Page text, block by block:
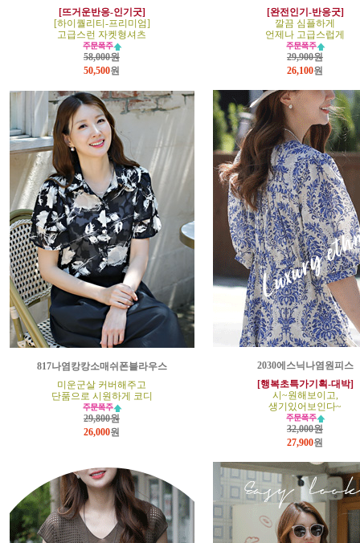
[뜨거운반응-인기굿]
[하이퀄리티-프리미엄]
고급스런 자켓형셔츠
58,000원
50,500원
[완전인기-반응굿]
깔끔 심플하게
언제나 고급스럽게
29,900원
26,100원
817나염캉캉소매쉬폰블라우스
미운군살 커버해주고
단품으로 시원하게 코디
29,800원
26,000원
2030에스닉나염원피스
[행복초특가기획-대박]
시~원해보이고,
생기있어보인다~
32,000원
27,900원